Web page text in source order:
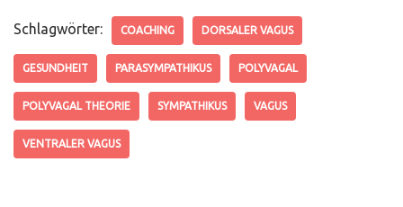
Schlagwörter: COACHING DORSALER VAGUS
GESUNDHEIT PARASYMPATHIKUS POLYVAGAL
POLYVAGAL THEORIE SYMPATHIKUS VAGUS
VENTRALER VAGUS